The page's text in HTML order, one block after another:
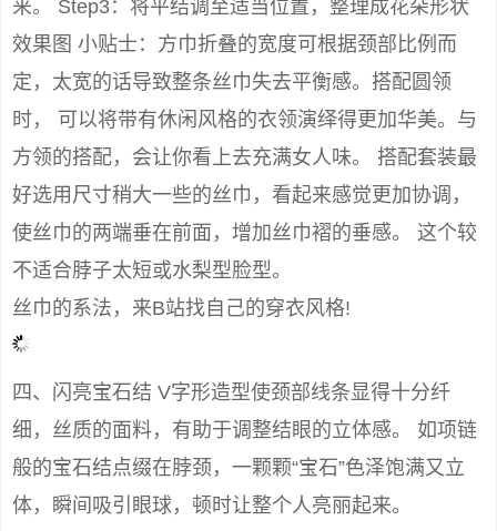
来。 Step3：将平结调至适当位置，整理成花朵形状
效果图 小贴士：方巾折叠的宽度可根据颈部比例而
定，太宽的话导致整条丝巾失去平衡感。搭配圆领
时， 可以将带有休闲风格的衣领演绎得更加华美。与
方领的搭配，会让你看上去充满女人味。 搭配套装最
好选用尺寸稍大一些的丝巾，看起来感觉更加协调，
使丝巾的两端垂在前面，增加丝巾褶的垂感。 这个较
不适合脖子太短或水梨型脸型。
丝巾的系法，来B站找自己的穿衣风格!
四、闪亮宝石结 V字形造型使颈部线条显得十分纤
细，丝质的面料，有助于调整结眼的立体感。 如项链
般的宝石结点缀在脖颈，一颗颗“宝石”色泽饱满又立
体，瞬间吸引眼球，顿时让整个人亮丽起来。